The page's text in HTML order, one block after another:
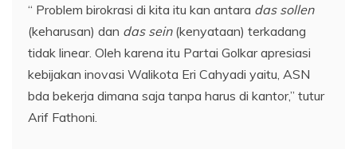
“ Problem birokrasi di kita itu kan antara das sollen
(keharusan) dan das sein(kenyataan) terkadang
tidak linear. Oleh karena itu Partai Golkar apresiasi
kebijakan inovasi Walikota Eri Cahyadi yaitu, ASN
bda bekerja dimana saja tanpa harus di kantor,” tutur
Arif Fathoni.